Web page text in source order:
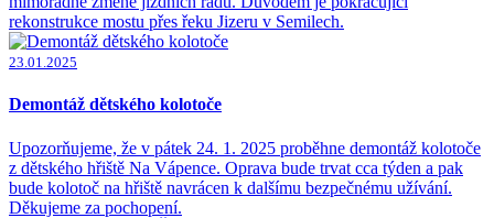
rekonstrukce mostu přes řeku Jizeru v Semilech.
23.01.2025
Demontáž dětského kolotoče
Upozorňujeme, že v pátek 24. 1. 2025 proběhne demontáž kolotoče
z dětského hřiště Na Vápence. Oprava bude trvat cca týden a pak
bude kolotoč na hřiště navrácen k dalšímu bezpečnému užívání.
Děkujeme za pochopení.